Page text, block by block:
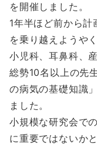
を開催しました。
1年半ほど前から
を乗り越えようや
小児科、耳鼻科、
総勢10名以上の先
の病気の基礎知識
ました。
小規模な研究会で
に重要ではないか